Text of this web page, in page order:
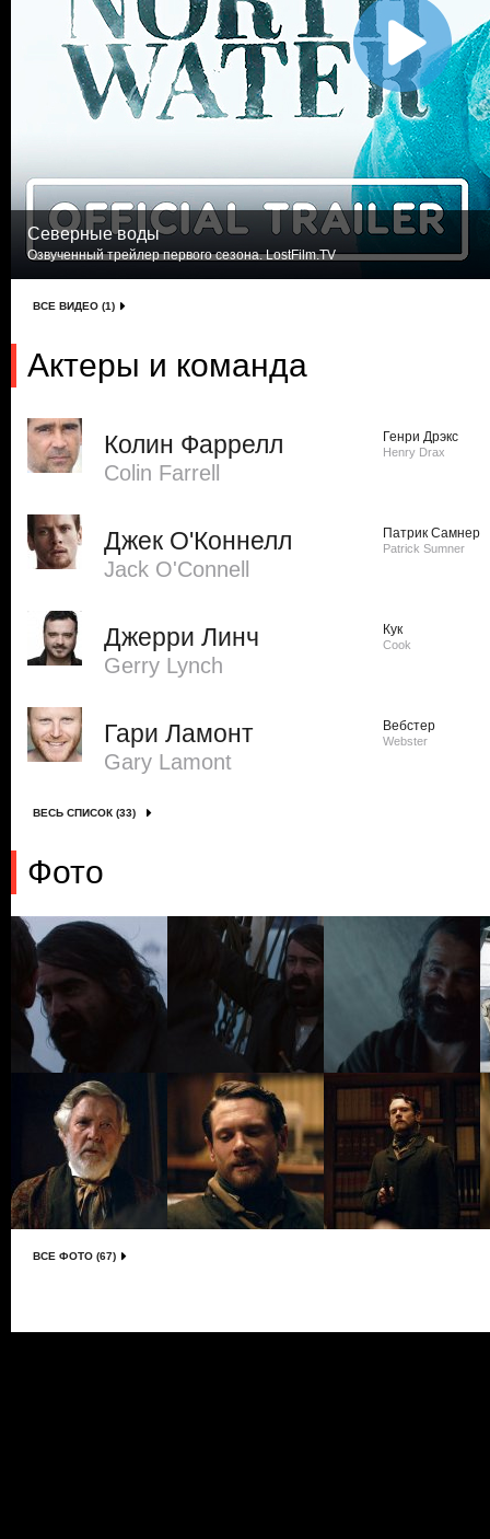
Северные воды
Озвученный трейлер первого сезона. LostFilm.TV
ВСЕ ВИДЕО (1)
Актеры и команда
Колин Фаррелл
Colin Farrell
Генри Дрэкс
Henry Drax
Джек О'Коннелл
Jack O'Connell
Патрик Самнер
Patrick Sumner
Джерри Линч
Gerry Lynch
Кук
Cook
Гари Ламонт
Gary Lamont
Вебстер
Webster
ВЕСЬ СПИСОК (33)
Фото
ВСЕ ФОТО (67)